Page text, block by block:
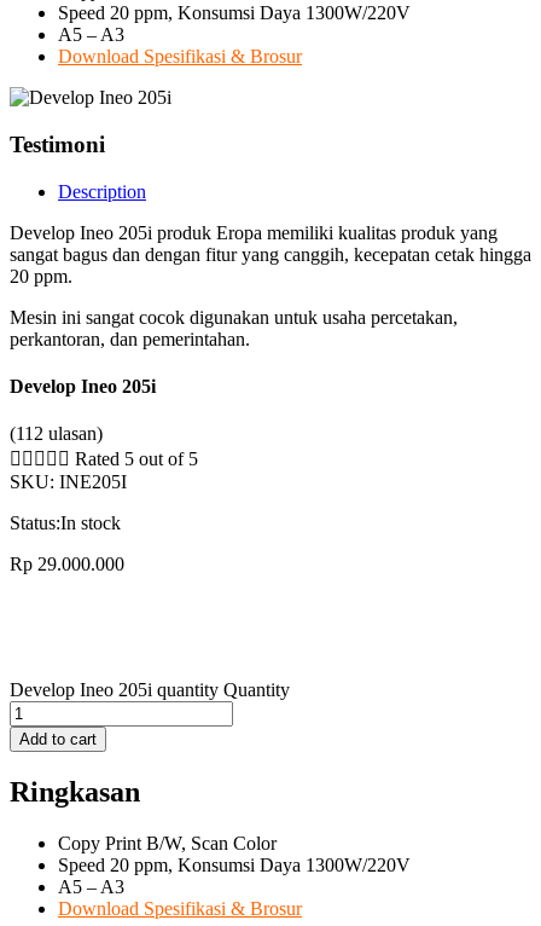
Speed 20 ppm, Konsumsi Daya 1300W/220V
A5 – A3
Download Spesifikasi & Brosur
Testimoni
Description
Develop Ineo 205i produk Eropa memiliki kualitas produk yang
sangat bagus dan dengan fitur yang canggih, kecepatan cetak hingga
20 ppm.
Mesin ini sangat cocok digunakan untuk usaha percetakan,
perkantoran, dan pemerintahan.
Develop Ineo 205i
(112 ulasan)
     Rated 5 out of 5
SKU: INE205I
Status:In stock
Rp 29.000.000
Develop Ineo 205i quantity Quantity
Add to cart
Ringkasan
Copy Print B/W, Scan Color
Speed 20 ppm, Konsumsi Daya 1300W/220V
A5 – A3
Download Spesifikasi & Brosur